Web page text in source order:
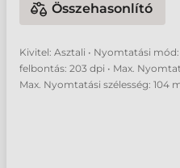
Összehasonlító
Kivitel: Asztali • Nyomtatási
felbontás: 203 dpi • Max.
Max. Nyomtatási szélesség: 104